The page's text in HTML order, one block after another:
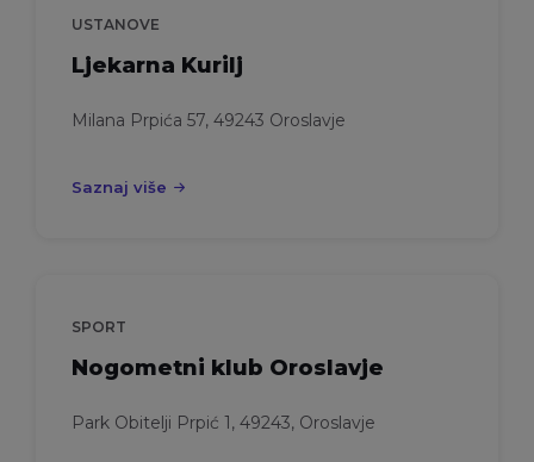
USTANOVE
Ljekarna Kurilj
Milana Prpića 57, 49243 Oroslavje
Saznaj više
SPORT
Nogometni klub Oroslavje
Park Obitelji Prpić 1, 49243, Oroslavje